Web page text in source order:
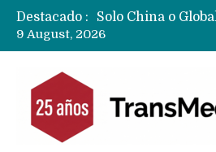
Destacado :
9 August, 2026